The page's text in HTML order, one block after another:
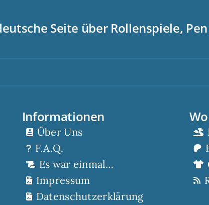
Seite über Rollenspiele,
Informationen
Über Uns
F.A.Q.
Es war einmal…
Impressum
Datenschutzerklärung